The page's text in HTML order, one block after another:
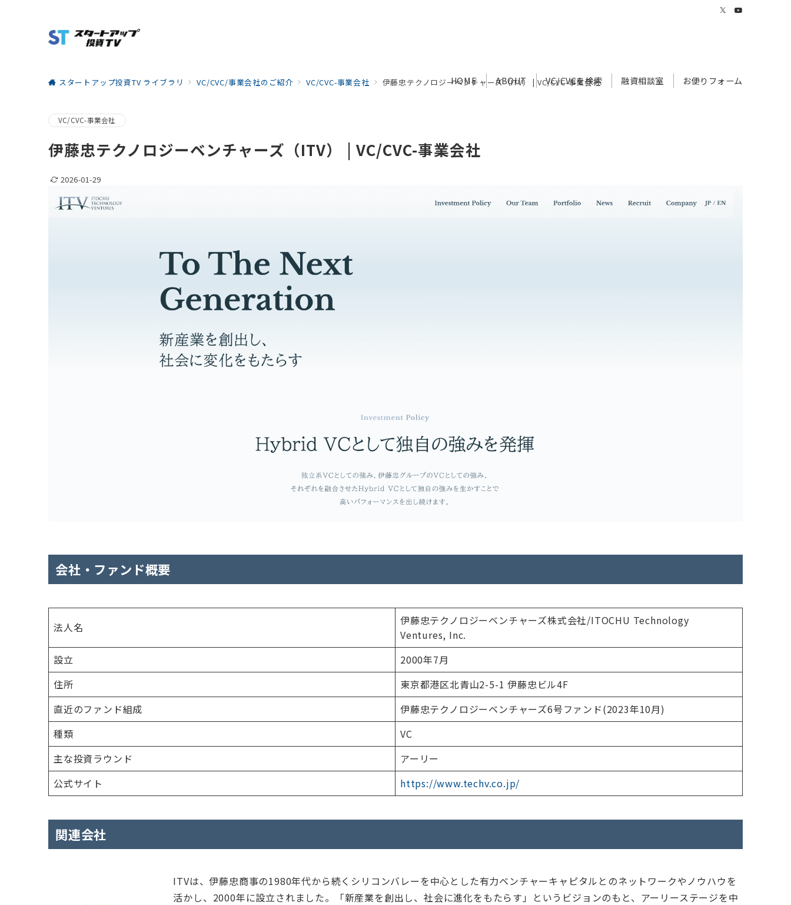
HOME ABOUT VC/CVCを検索 融資相談室 お便りフォーム
スタートアップ投資TV ライブラリ VC/CVC/事業会社のご紹介 VC/CVC-事業会社 伊藤忠テクノロジーベンチャーズ（ITV） | VC/CVC-事業会社
VC/CVC-事業会社
伊藤忠テクノロジーベンチャーズ（ITV） | VC/CVC-事業会社
2026-01-29
会社・ファンド概要
法人名
伊藤忠テクノロジーベンチャーズ株式会社/ITOCHU Technology
Ventures, Inc.
設立
2000年7月
住所
東京都港区北青山2-5-1 伊藤忠ビル4F
直近のファンド組成
伊藤忠テクノロジーベンチャーズ6号ファンド(2023年10月)
種類
VC
主な投資ラウンド
アーリー
公式サイト
https://www.techv.co.jp/
関連会社
ITVは、伊藤忠商事の1980年代から続くシリコンバレーを中心とした有力ベンチャーキャピタルとのネットワークやノウハウを
活かし、2000年に設立されました。「新産業を創出し、社会に進化をもたらす」というビジョンのもと、アーリーステージを中